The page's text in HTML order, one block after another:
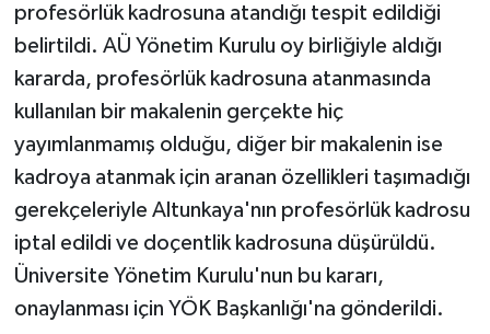
profesörlük kadrosuna atandığı tespit edildiği
belirtildi. AÜ Yönetim Kurulu oy birliğiyle aldığı
kararda, profesörlük kadrosuna atanmasında
kullanılan bir makalenin gerçekte hiç
yayımlanmamış olduğu, diğer bir makalenin ise
kadroya atanmak için aranan özellikleri taşımadığı
gerekçeleriyle Altunkaya'nın profesörlük kadrosu
iptal edildi ve doçentlik kadrosuna düşürüldü.
Üniversite Yönetim Kurulu'nun bu kararı,
onaylanması için YÖK Başkanlığı'na gönderildi.